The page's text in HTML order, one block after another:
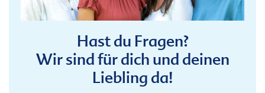
Hast du Fragen?
Wir sind für dich und deinen
Liebling da!